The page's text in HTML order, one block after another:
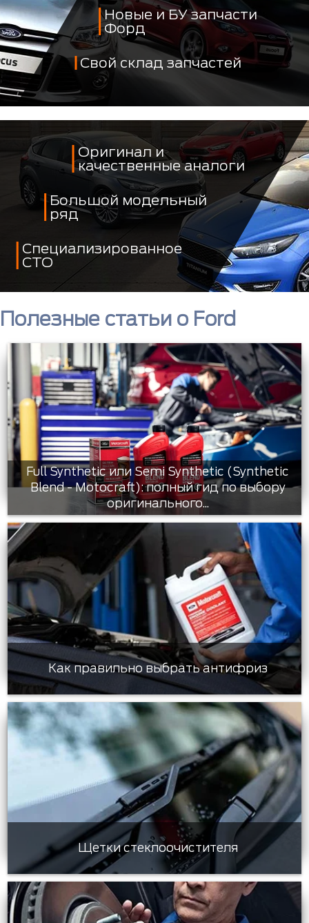
Новые и БУ запчасти
Форд
Свой склад запчастей
Оригинал и
качественные аналоги
Большой модельный
ряд
Специализированное
СТО
Полезные статьи о Ford
Full Synthetic или Semi Synthetic (Synthetic
Blend - Motocraft): полный гид по выбору
оригинального...
Как правильно выбрать антифриз
Щетки стеклоочистителя